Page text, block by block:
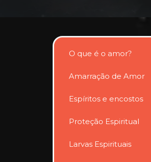
O que é o amor?
Amarração de Amor
Espíritos e encostos
Proteção Espiritual
Larvas Espirituais